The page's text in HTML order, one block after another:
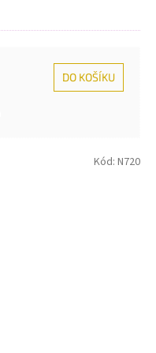
DO KOŠÍKU
Kód: N720